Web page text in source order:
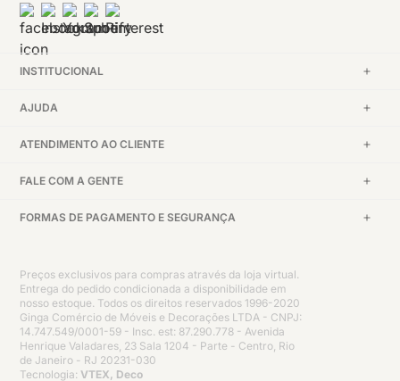
INSTITUCIONAL
AJUDA
ATENDIMENTO AO CLIENTE
FALE COM A GENTE
FORMAS DE PAGAMENTO E SEGURANÇA
Preços exclusivos para compras através da loja virtual.
Entrega do pedido condicionada a disponibilidade em
nosso estoque. Todos os direitos reservados 1996-2020
Ginga Comércio de Móveis e Decorações LTDA - CNPJ:
14.747.549/0001-59 - Insc. est: 87.290.778 - Avenida
Henrique Valadares, 23 Sala 1204 - Parte - Centro, Rio
de Janeiro - RJ 20231-030
Tecnologia: VTEX, Deco